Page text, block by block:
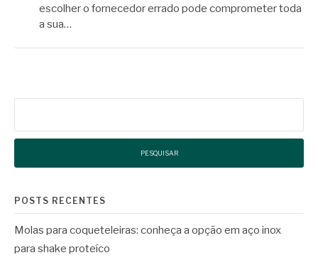
escolher o fornecedor errado pode comprometer toda
a sua…
POSTS RECENTES
Molas para coqueteleiras: conheça a opção em aço inox
para shake proteíco